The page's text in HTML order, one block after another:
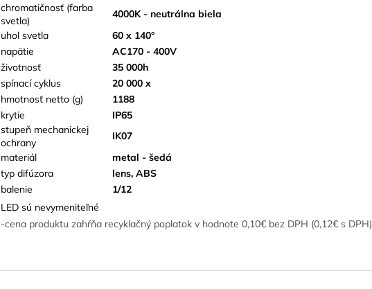
chromatičnosť (farba
svetla)
4000K - neutrálna biela
uhol svetla
60 x 140°
napätie
AC170 - 400V
životnosť
35 000h
spínací cyklus
20 000 x
hmotnosť netto (g)
1188
krytie
IP65
stupeň mechanickej
ochrany
IK07
materiál
metal - šedá
typ difúzora
lens, ABS
balenie
1/12
LED sú nevymeniteľné
-cena produktu zahŕňa recyklačný poplatok v hodnote 0,10€ bez DPH (0,12€ s DPH)